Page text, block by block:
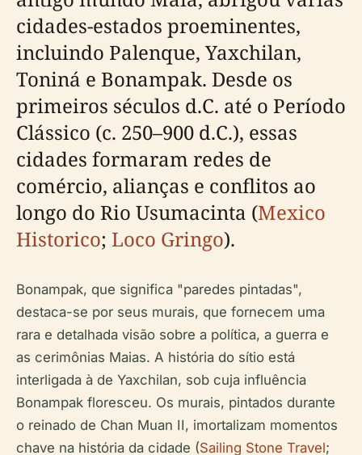
cidades-estados proeminentes,
incluindo Palenque, Yaxchilan,
Toniná e Bonampak. Desde os
primeiros séculos d.C. até o Período
Clássico (c. 250–900 d.C.), essas
cidades formaram redes de
comércio, alianças e conflitos ao
longo do Rio Usumacinta (Mexico
Historico; Loco Gringo).
Bonampak, que significa "paredes pintadas",
destaca-se por seus murais, que fornecem uma
rara e detalhada visão sobre a política, a guerra e
as cerimônias Maias. A história do sítio está
interligada à de Yaxchilan, sob cuja influência
Bonampak floresceu. Os murais, pintados durante
o reinado de Chan Muan II, imortalizam momentos
chave na história da cidade (Sailing Stone Travel;